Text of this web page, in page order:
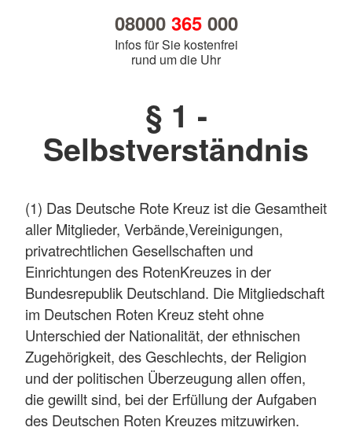
08000 365000
Infos für Sie kostenfrei
rund um die Uhr
§ 1 -
Selbstverständnis
(1) Das Deutsche Rote Kreuz ist die Gesamtheit
aller Mitglieder, Verbände,Vereinigungen,
privatrechtlichen Gesellschaften und
Einrichtungen des RotenKreuzes in der
Bundesrepublik Deutschland. Die Mitgliedschaft
im Deutschen Roten Kreuz steht ohne
Unterschied der Nationalität, der ethnischen
Zugehörigkeit, des Geschlechts, der Religion
und der politischen Überzeugung allen offen,
die gewillt sind, bei der Erfüllung der Aufgaben
des Deutschen Roten Kreuzes mitzuwirken.